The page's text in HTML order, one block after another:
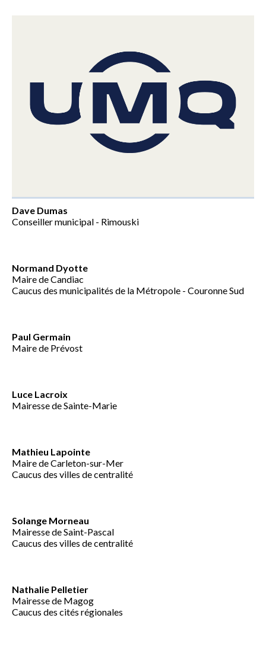
Dave Dumas
Conseiller municipal - Rimouski
Normand Dyotte
Maire de Candiac
Caucus des municipalités de la Métropole - Couronne Sud
Paul Germain
Maire de Prévost
Luce Lacroix
Mairesse de Sainte-Marie
Mathieu Lapointe
Maire de Carleton-sur-Mer
Caucus des villes de centralité
Solange Morneau
Mairesse de Saint-Pascal
Caucus des villes de centralité
Nathalie Pelletier
Mairesse de Magog
Caucus des cités régionales